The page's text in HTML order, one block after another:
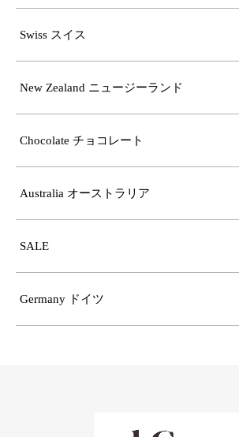
Swiss スイス
New Zealand ニュージーランド
Chocolate チョコレート
Australia オーストラリア
SALE
Germany ドイツ